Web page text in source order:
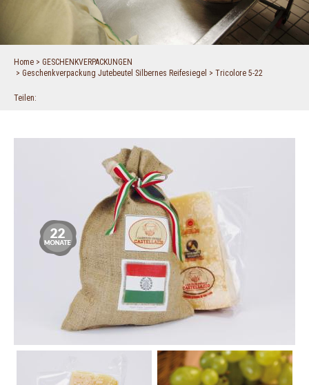
Home
GESCHENKVERPACKUNGEN
Geschenkverpackung Jutebeutel Silbernes Reifesiegel
Tricolore 5-22
Teilen
Geschenkverpackung
Jutebeutel
Silbernes
Reifesiegel